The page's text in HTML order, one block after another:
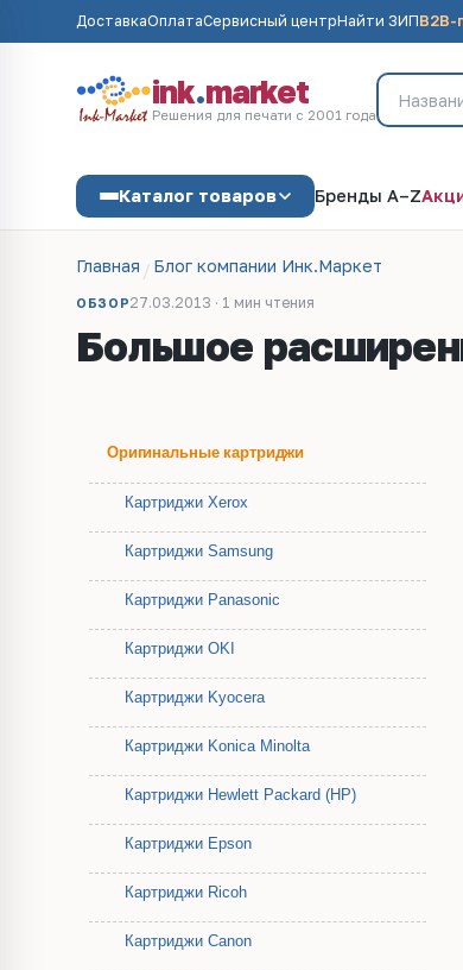
ДоставкаОплатаСервисный центрНайти ЗИПB2B-
ink.market
Решения для печати с 2001 года
Каталог товаров Бренды A–Z
Главная Блог компании Инк.Маркет
ОБЗОР27.03.2013 · 1 мин чтения
Большое
Оригинальные картриджи
Картриджи Xerox
Картриджи Samsung
Картриджи Panasonic
Картриджи OKI
Картриджи Kyocera
Картриджи Konica Minolta
Картриджи Hewlett Packard (HP)
Картриджи Epson
Картриджи Ricoh
Картриджи Canon